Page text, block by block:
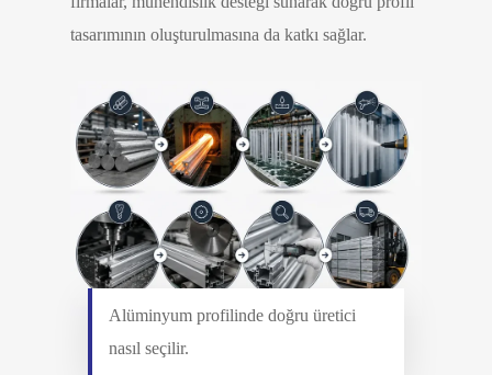
tasarımının oluşturulmasına da katkı sağlar.
Alüminyum profilinde doğru üretici
nasıl seçilir.